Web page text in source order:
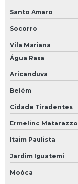
Santo Amaro
Socorro
Vila Mariana
Água Rasa
Aricanduva
Belém
Cidade Tiradentes
Ermelino Matarazzo
Itaim Paulista
Jardim Iguatemi
Moóca